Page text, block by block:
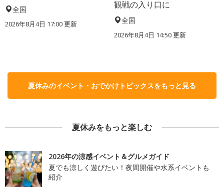
全国
2026年8月4日 17:00更新
観戦の入り口に
全国
2026年8月4日 14:50更新
夏休みのイベント・おでかけトピックスをもっと見る
夏休みをもっと楽しむ
2026年の涼感イベント＆グルメガイド
夏でも涼しく遊びたい！夜間開催や水系イベントも
紹介